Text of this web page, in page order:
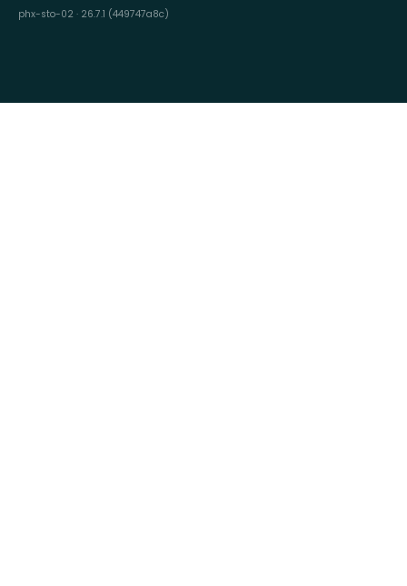
phx-sto-02 · 26.7.1 (449747a8c)